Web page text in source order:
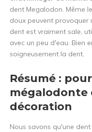
dent Megalodon. Même
doux peuvent provoquer
dent est vraiment sale,
avec un peu d'eau. Bien
soigneusement la dent.
Résumé :
mégalodonte
décoration
Nous savons qu'une